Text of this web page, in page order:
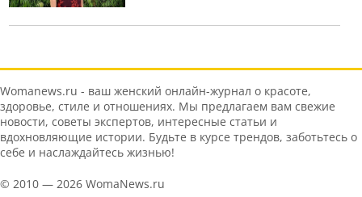
Womanews.ru - ваш женский онлайн-журнал о красоте,
здоровье, стиле и отношениях. Мы предлагаем вам свежие
новости, советы экспертов, интересные статьи и
вдохновляющие истории. Будьте в курсе трендов, заботьтесь о
себе и наслаждайтесь жизнью!
© 2010 — 2026 WomaNews.ru